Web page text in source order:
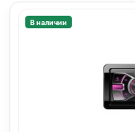
В наличии